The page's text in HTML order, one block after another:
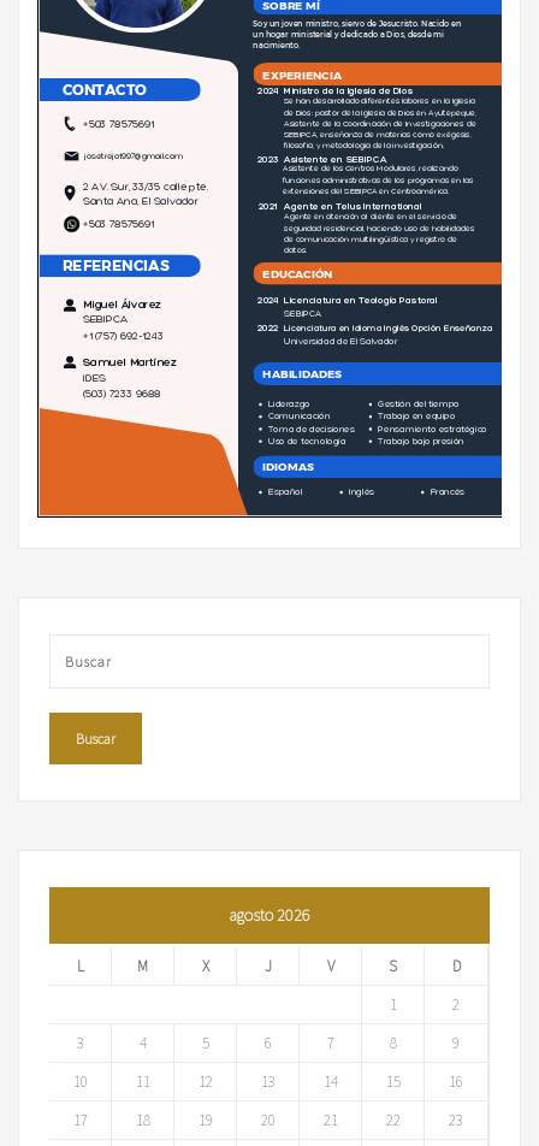
agosto 2026
L M X J V S
D
1
2
3
4 5 6 7 8
9
10
11 12 13 14 15
16
17
18 19 20 21 22
23